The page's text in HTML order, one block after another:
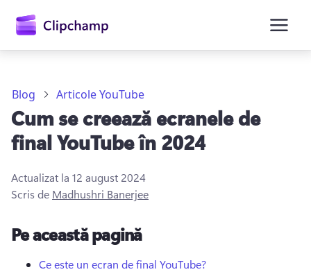
principal
Încercați gratuit
Blog Articole YouTube
Cum se creează ecranele de
final YouTube în 2024
Actualizat la 12 august 2024
Scris de Madhushri Banerjee
Pe această pagină
Ce este un ecran de final YouTube?